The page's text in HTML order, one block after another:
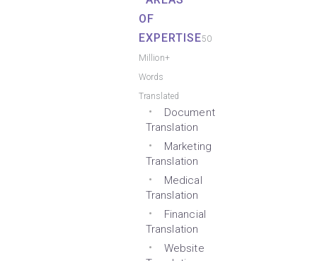
OF
EXPERTISE50
Million+
Words
Translated
Document
Translation
Marketing
Translation
Medical
Translation
Financial
Translation
Website